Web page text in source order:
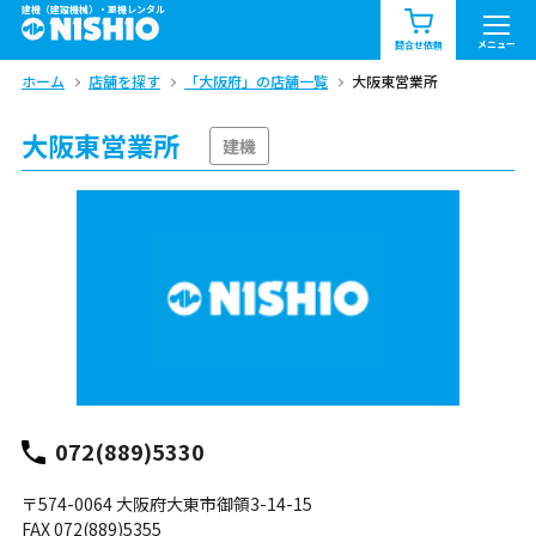
建機（建設機械）・重機レンタル
問合せ依頼 メニュー
商品一覧 お知らせ一覧
問合せ依頼リスト お問合せ
エリア情報を見る
北海道 東北 関東
ホーム 店舗を探す 「大阪府」の店舗一覧 大阪東営業所
大阪東営業所 建機
072(889)5330
〒574-0064 大阪府大東市御領3-14-15
FAX 072(889)5355